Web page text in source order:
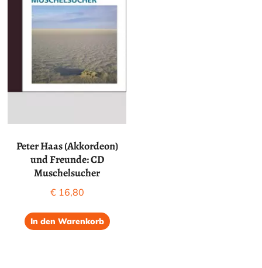
Peter Haas (Akkordeon)
und Freunde: CD
Muschelsucher
€16,80
In den Warenkorb